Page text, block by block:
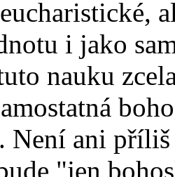
i jako
nauku
Není ani příliš
"jen